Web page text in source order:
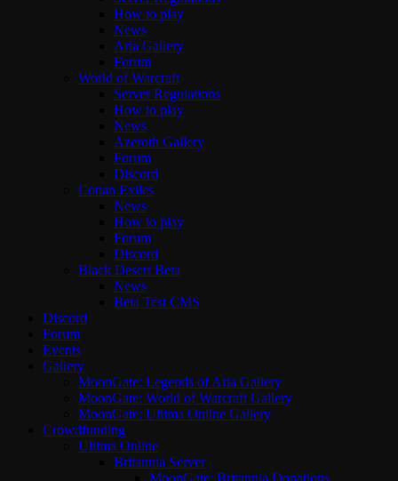
How to play
News
Aria Gallery
Forum
World of Warcraft
Server Regulations
How to play
News
Azeroth Gallery
Forum
Discord
Conan Exiles
News
How to play
Forum
Discord
Black Desert Beta
News
Beta Test CMS
Discord
Forum
Events
Gallery
MoonGate: Legends of Aria Gallery
MoonGate: World of Warcraft Gallery
MoonGate: Ultima Online Gallery
Crowdfunding
Ultima Online
Britannia Server
MoonGate: Britannia Donations